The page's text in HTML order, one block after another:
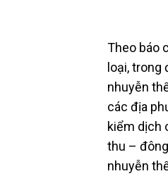
Theo báo
loại,
nhuyễn
các địa
kiểm dịch
thu –
nhuyễn